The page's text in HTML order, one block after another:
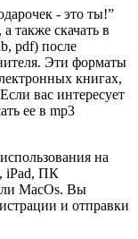
- это ты!”
также скачать в
pdf) после
Эти форматы
книгах,
вас интересует
ее в mp3
на
iPad, ПК
MacOs. Вы
и отправки